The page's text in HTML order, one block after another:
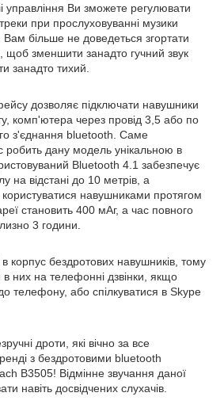
управління Ви зможете регулювати
треки при прослуховуванні музики
більше не доведеться згортати
щоб зменшити занадто гучний звук
занадто тихий.
дозволяє підключати навушники
комп'ютера через провід 3,5 або по
з'єднання bluetooth. Саме
робить дану модель унікальною в
Bluetooth 4.1 забезпечує
на відстані до 10 метрів, а
навушниками протягом
становить 400 мАг, а час повного
3 години.
корпус бездротових навушників, тому
в них на телефонні дзвінки, якщо
телефону, або спілкуватися в Skype
дроти, які вічно за все
з бездротовими bluetooth
B3505! Відмінне звучання даної
навіть досвідчених слухачів.